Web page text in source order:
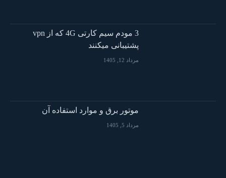
3 مودم سیم کارتی 4G که از vpn
پشتیبانی میکنند
مرداد 12, 1405
موتور برق و موارد استفاده آن
مرداد 5, 1405